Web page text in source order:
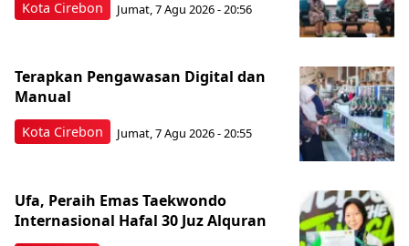
Kota Cirebon Jumat, 7 Agu 2026 - 20:56
Kota Cirebon
Terapkan Pengawasan Digital dan
Manual
Jumat, 7 Agu 2026 - 20:55
Ufa, Peraih Emas Taekwondo
Internasional Hafal 30 Juz Alquran